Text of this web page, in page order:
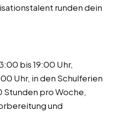
runden dein
bis 19:00 Uhr,
Uhr, in den Schulferien
pro Woche,
und